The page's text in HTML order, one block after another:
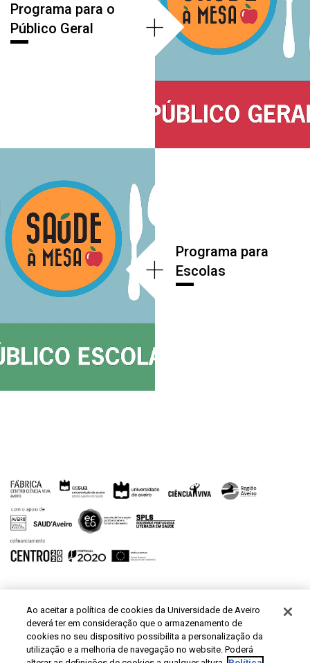
Programa para o
Público Geral
+
Programa para
Escolas
+
Ao aceitar a política de cookies da Universidade de Aveiro
deverá ter em consideração que o armazenamento de
cookies no seu dispositivo possibilita a personalização da
utilização e a melhoria de navegação no website. Poderá